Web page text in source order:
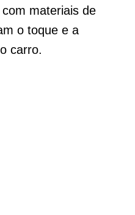
materiais de
o toque e a
carro.